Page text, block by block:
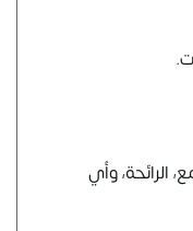
الرائحة، وأي